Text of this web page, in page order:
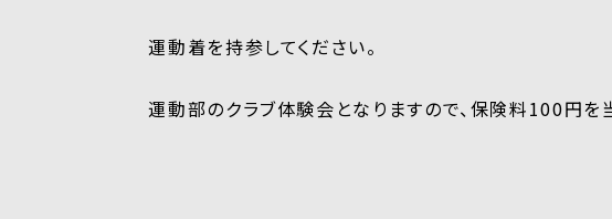
運動着を持参してください。
運動部のクラブ体験会となりますので、保険料100円を